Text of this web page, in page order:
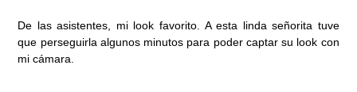
De las asistentes, mi look favorito. A esta linda señorita tuve
que perseguirla algunos minutos para poder captar su look con
mi cámara.